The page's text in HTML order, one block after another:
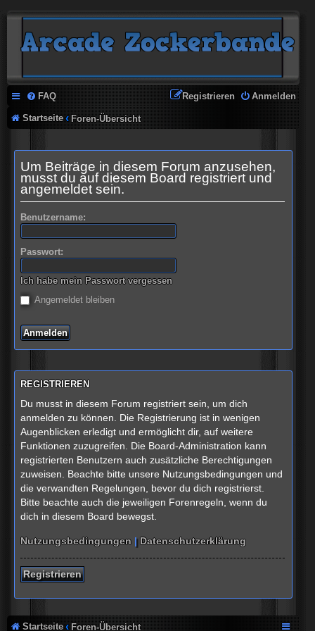
FAQ Anmelden
Registrieren
Startseite Foren-Übersicht
Um Beiträge in diesem Forum anzusehen,
musst du auf diesem Board registriert und
angemeldet sein.
Benutzername:
Passwort:
Ich habe mein Passwort vergessen
Angemeldet bleiben
REGISTRIEREN
Du musst in diesem Forum registriert sein, um dich
anmelden zu können. Die Registrierung ist in wenigen
Augenblicken erledigt und ermöglicht dir, auf weitere
Funktionen zuzugreifen. Die Board-Administration kann
registrierten Benutzern auch zusätzliche Berechtigungen
zuweisen. Beachte bitte unsere Nutzungsbedingungen und
die verwandten Regelungen, bevor du dich registrierst.
Bitte beachte auch die jeweiligen Forenregeln, wenn du
dich in diesem Board bewegst.
Nutzungsbedingungen |Datenschutzerklärung
Registrieren
Startseite Foren-Übersicht